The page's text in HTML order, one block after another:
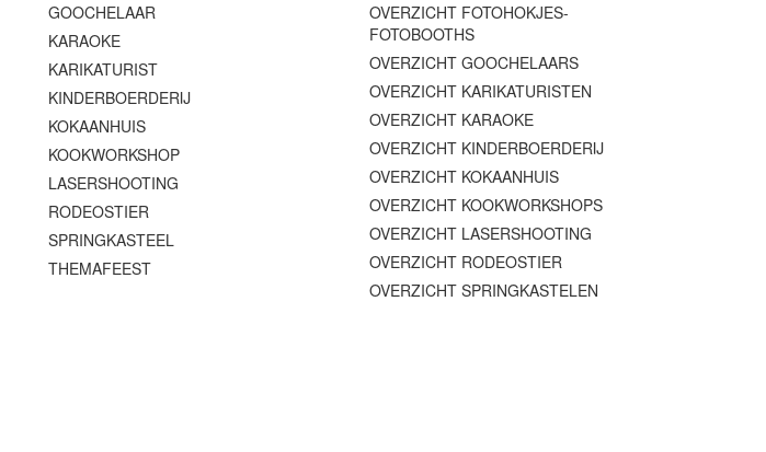
GOOCHELAAR
KARAOKE
KARIKATURIST
KINDERBOERDERIJ
KOKAANHUIS
KOOKWORKSHOP
LASERSHOOTING
RODEOSTIER
SPRINGKASTEEL
THEMAFEEST
OVERZICHT FOTOHOKJES-
FOTOBOOTHS
OVERZICHT GOOCHELAARS
OVERZICHT KARIKATURISTEN
OVERZICHT KARAOKE
OVERZICHT KINDERBOERDERIJ
OVERZICHT KOKAANHUIS
OVERZICHT KOOKWORKSHOPS
OVERZICHT LASERSHOOTING
OVERZICHT RODEOSTIER
OVERZICHT SPRINGKASTELEN